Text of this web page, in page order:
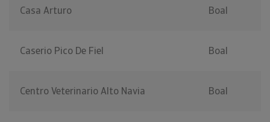
Casa Arturo Boal
Caserio Pico De Fiel Boal
Centro Veterinario Alto Navia Boal